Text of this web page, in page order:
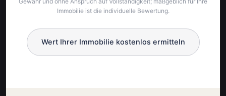
Immobilie ist die individuelle Bewertung.
Wert Ihrer Immobilie kostenlos ermitteln